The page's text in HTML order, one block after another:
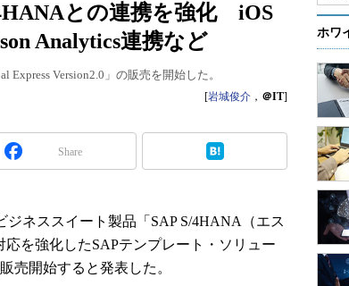
Coding Edge
Database Expert
Linux ＆ OSS
Master of IP
Security & Trust
Insider.NET
ブログ
との連携を強化 iOS
Analytics連携など
Version2.0」の販売を開始した。
[岩城俊介 ， ＠IT]
Share
ネススイート製品「SAP S/4HANA（エス
を強化したSAPテンプレート・ソリュー
売開始すると発表した。
ホワ